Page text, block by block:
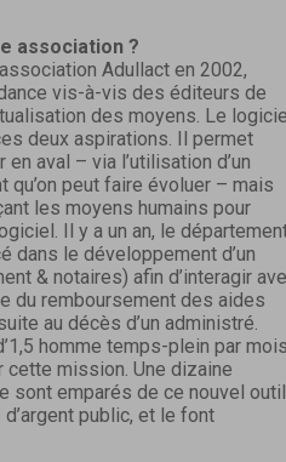
association ?
Adullact en 2002,
vis-à-vis des éditeurs de
des moyens. Le
deux aspirations. Il permet
aval – via l’utilisation d’un
peut faire évoluer – mais
les moyens humains pour
Il y a un an, le
dans le développement d’un
& notaires) afin d’interagir
du remboursement des aides
au décès d’un administré.
homme temps-plein par
mission. Une dizaine
sont emparés de ce nouvel
public, et le font